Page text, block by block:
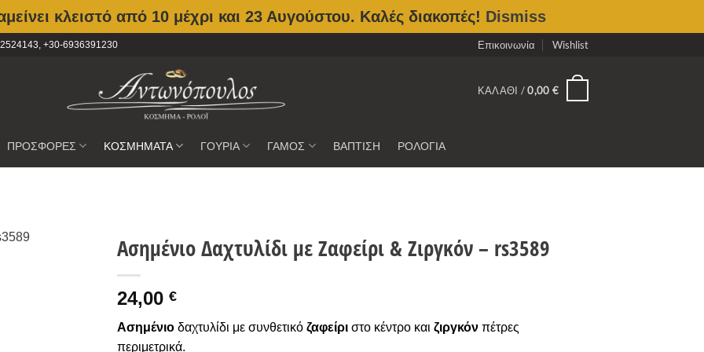
κλειστό από 10 μέχρι και 23 Αυγούστου. Καλές διακοπές! Dismiss
+30-6936391230 Επικοινωνία Wishlist
ΚΑΛΆΘΙ /0,00 €
ΠΡΟΣΦΟΡΕΣ ΚΟΣΜΗΜΑΤΑ ΓΟΥΡΙΑ ΓΑΜΟΣ ΒΑΠΤΙΣΗ ΡΟΛΟΓΙΑ
Ασημένιο Δαχτυλίδι με Ζαφείρι & Ζιργκόν – rs3589
24,00 €
Ασημένιο δαχτυλίδι με συνθετικό ζαφείρι στο κέντρο και ζιργκόν πέτρες
περιμετρικά.